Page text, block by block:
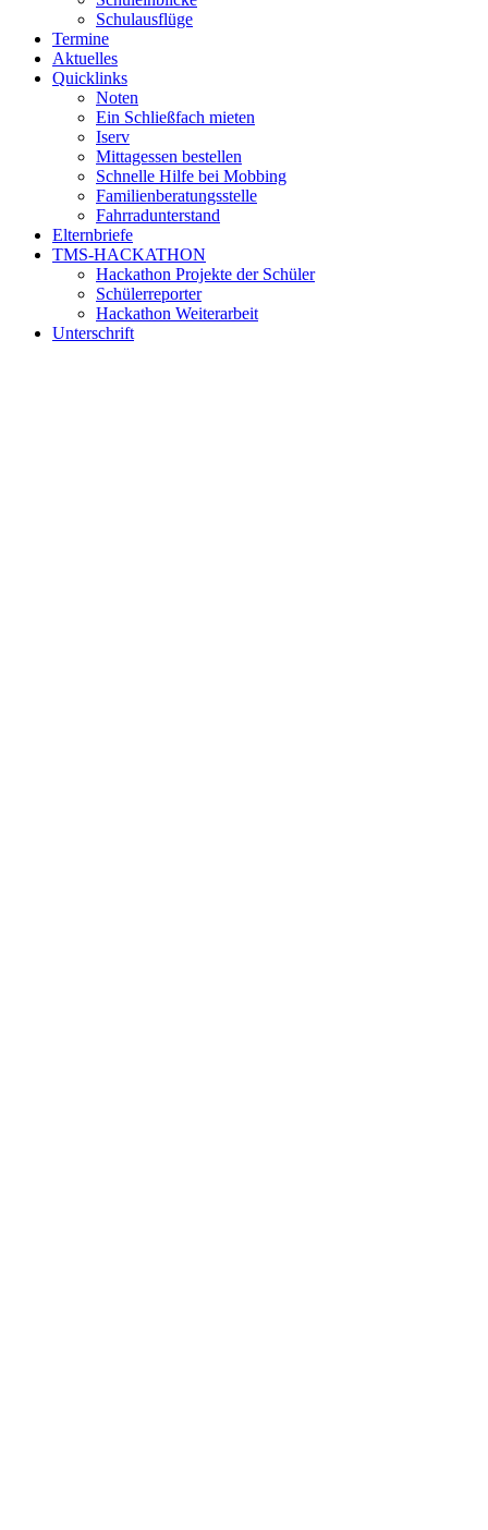
Schulausflüge
Termine
Aktuelles
Quicklinks
Noten
Ein Schließfach mieten
Iserv
Mittagessen bestellen
Schnelle Hilfe bei Mobbing
Familienberatungsstelle
Fahrradunterstand
Elternbriefe
TMS-HACKATHON
Hackathon Projekte der Schüler
Schülerreporter
Hackathon Weiterarbeit
Unterschrift